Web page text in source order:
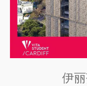
伊